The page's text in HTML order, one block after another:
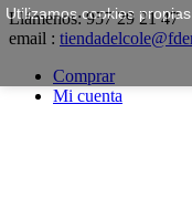
Utilizamos cookies
Llámenos:957 29 21 47
email :
Comprar
Mi cuenta